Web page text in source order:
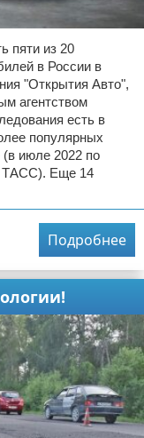
пяти из 20
в России в
"Открытия Авто",
агентством
есть в
популярных
(в июле 2022 по
ТАСС). Еще 14
Подробнее